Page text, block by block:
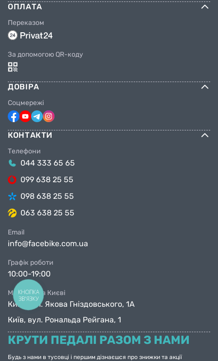
ОПЛАТА
Переказом
За допомогою QR-коду
ДОВІРА
Соцмережі
КОНТАКТИ
Телефони
044 333 65 65
099 638 25 55
098 638 25 55
063 638 25 55
Email
info@facebike.com.ua
Графік роботи
10:00-19:00
Магазини в Києві
Київ, вул. Якова Гніздовського, 1А
Київ, вул. Рональда Рейгана, 1
КРУТИ ПЕДАЛІ РАЗОМ З НАМИ
Будь з нами в тусовці і першим дізнаєшся про знижки та акції
КНОПКА
ЗВ'ЯЗКУ